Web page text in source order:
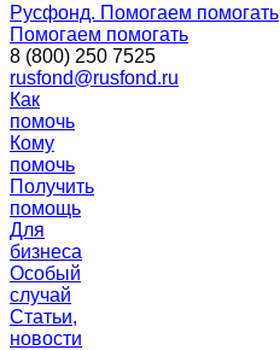
Русфонд. Помогаем помогать
Помогаем помогать
8 (800) 250 7525
rusfond@rusfond.ru
Как
помочь
Кому
помочь
Получить
помощь
Для
бизнеса
Особый
случай
Статьи,
новости